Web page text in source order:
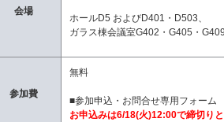
会場
ホールD5 およびD401・D503、
ガラス棟会議室G402・G405・G409
参加費
無料
■参加申込・お問合せ専用フォーム
お申込みは6/18(火)12:00で締切り